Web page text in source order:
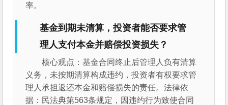
率。
基金到期未清算，投资者能否要求管
理人支付本金并赔偿投资损失？
核心观点：基金合同终止后管理人负有清算
义务，未按期清算构成违约，投资者有权要求管
理人承担返还本金和赔偿损失的责任。法律依
据：民法典第563条规定，因违约行为致使合同